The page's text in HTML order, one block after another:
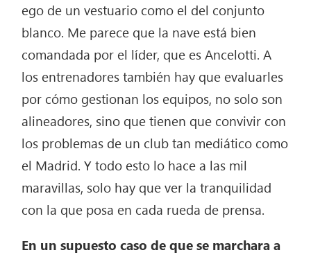
ego de un vestuario como el del conjunto
blanco. Me parece que la nave está bien
comandada por el líder, que es Ancelotti. A
los entrenadores también hay que evaluarles
por cómo gestionan los equipos, no solo son
alineadores, sino que tienen que convivir con
los problemas de un club tan mediático como
el Madrid. Y todo esto lo hace a las mil
maravillas, solo hay que ver la tranquilidad
con la que posa en cada rueda de prensa.
En un supuesto caso de que se marchara a